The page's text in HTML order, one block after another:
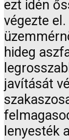
ezt idén
végezte
hideg
javítását
lenyesték